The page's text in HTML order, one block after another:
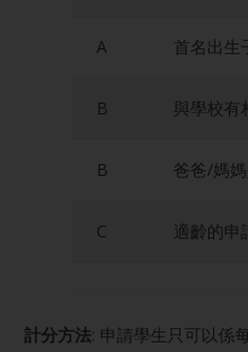
A 首名出生
B 與學校有
B 爸爸/媽
C 適齡的申
計分方法: 申請學生只可以係